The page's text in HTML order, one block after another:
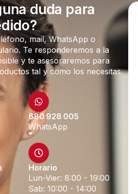
duda para
mail, WhatsApp o
Te responderemos a la
y te asesoraremos para
tal y como los necesitas.
680 928 005
WhatsApp
Horario
Lun-Vier: 8:00 - 19:00
Sab: 10:00 - 14:00